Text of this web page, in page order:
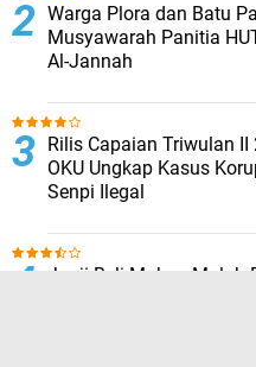
Warga Plora dan Batu
Musyawarah Panitia
Al-Jannah
Rilis Capaian Triwulan II
OKU Ungkap Kasus
Senpi Ilegal
Janji Beli Makan Malah